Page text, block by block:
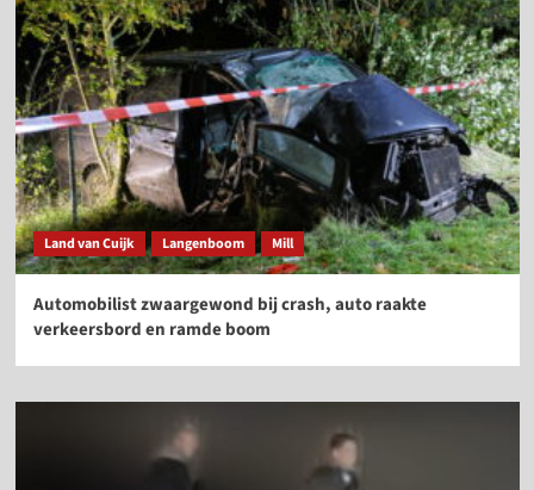
Land van Cuijk Langenboom Mill
Automobilist zwaargewond bij crash, auto raakte
verkeersbord en ramde boom